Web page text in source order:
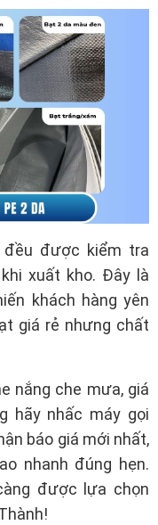
được kiểm tra
xuất kho. Đây là
khách hàng yên
giá rẻ nhưng chất
nắng che mưa, giá
hãy nhấc máy gọi
báo giá mới nhất,
nhanh đúng hẹn.
được lựa chọn